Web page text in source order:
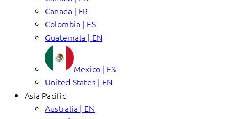
Canada | FR
Colombia | ES
Guatemala | EN
Mexico | ES
United States | EN
Asia Pacific
Australia | EN